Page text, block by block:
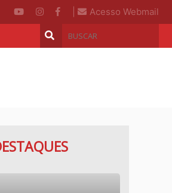
Acesso Webmail